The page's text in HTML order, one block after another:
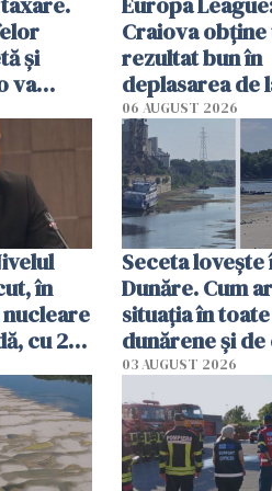
şi
va
Craiova obține
rezultat bun în
deplasarea de
06 AUGUST 2026
în
cu 2
trecută
Seceta
Dunăre. Cum
situația în
dunărene și de
România
efectele, deși a
în iulie
03 AUGUST 2026